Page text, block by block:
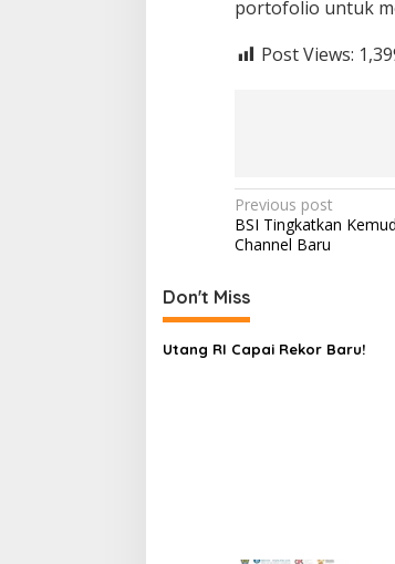
portofolio untuk
Post Views:
Post
navigation
Previous post
BSI Tingkatkan
Channel Baru
Don't Miss
Utang RI Capai Rekor Baru!